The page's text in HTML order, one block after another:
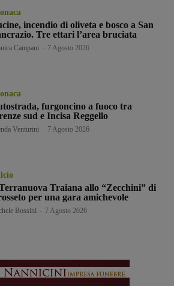
incendio di oliveta e bosco a San
Tre ettari l’area bruciata
Campani 7 Agosto 2026
furgoncino a fuoco tra
sud e Incisa Reggello
Venturini 7 Agosto 2026
Traiana allo “Zecchini” di
per una gara amichevole
Bossini 7 Agosto 2026